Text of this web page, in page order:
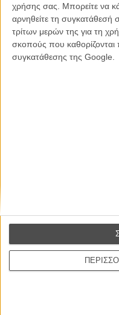
χρήσης σας. Μπορείτε να
αρνηθείτε τη συγκατάθεσή
τρίτων μερών της για τη
σκοπούς που
συγκατάθεσης της Google.
Βιμ Βέντερς
Συνέντευξη